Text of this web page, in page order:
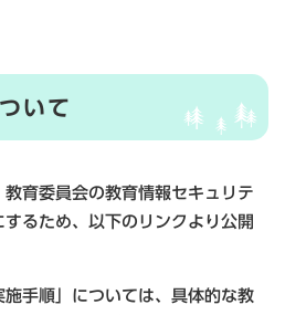
いて
教育委員会の教育情報セキュリテ
るため、以下のリンクより公開
手順」については、具体的な教